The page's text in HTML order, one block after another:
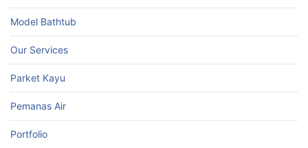
Model Bathtub
Our Services
Parket Kayu
Pemanas Air
Portfolio